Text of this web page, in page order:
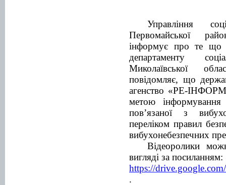
Управління
Первомайської
інформує про те що
департаменту
Миколаївської
повідомляє, що
агенство «РЕ-
метою інформування
пов’язаної з
переліком правил
вибухонебезпечних
Відеоролики
вигляді за посиланням:
https://
.